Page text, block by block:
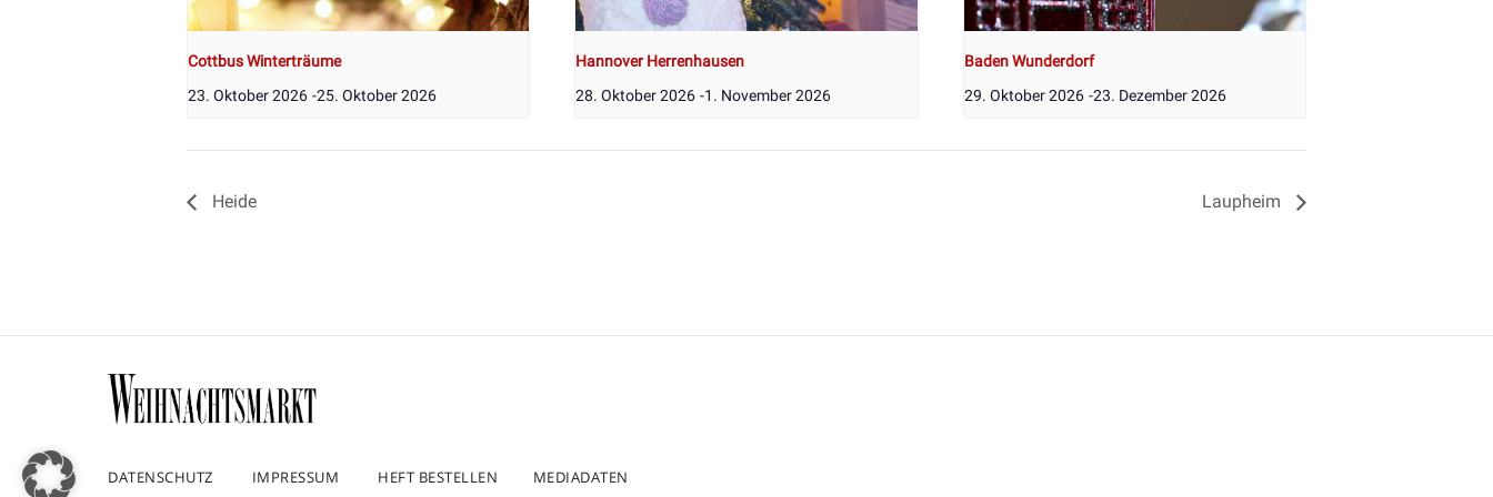
Cottbus Winterträume
23. Oktober 2026 -25. Oktober 2026
Hannover Herrenhausen
28. Oktober 2026 -1. November 2026
Baden Wunderdorf
29. Oktober 2026 -23. Dezember 2026
Heide Laupheim
DATENSCHUTZ IMPRESSUM HEFT BESTELLEN MEDIADATEN